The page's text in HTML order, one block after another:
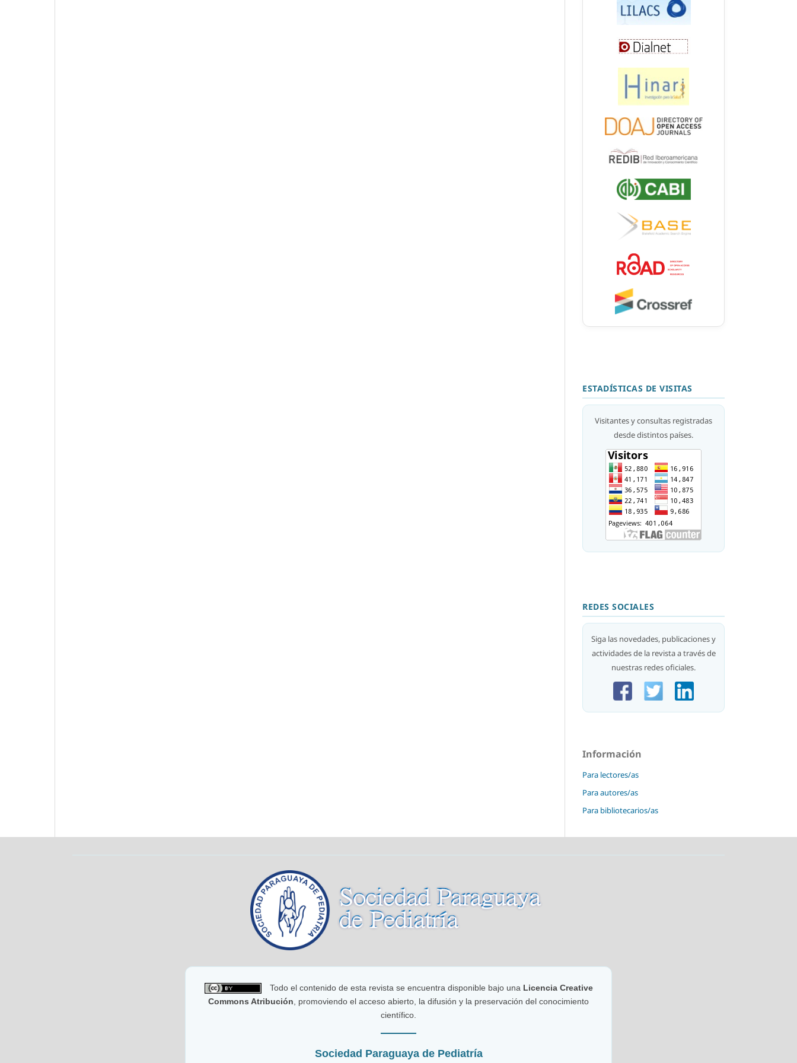
ESTADÍSTICAS DE VISITAS
Visitantes y consultas registradas
desde distintos países.
REDES SOCIALES
Siga las novedades, publicaciones y
actividades de la revista a través de
nuestras redes oficiales.
Información
Para lectores/as
Para autores/as
Para bibliotecarios/as
Todo el contenido de esta revista se encuentra disponible bajo una Licencia Creative
Commons Atribución , promoviendo el acceso abierto, la difusión y la preservación del conocimiento
científico.
Sociedad Paraguaya de Pediatría